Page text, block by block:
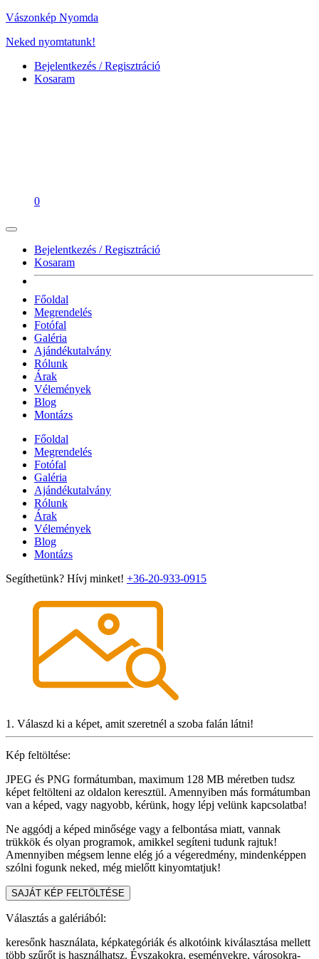
Vászonkép Nyomda
Neked nyomtatunk!
Bejelentkezés / Regisztráció
Kosaram
0
Bejelentkezés / Regisztráció
Kosaram
Főoldal
Megrendelés
Fotófal
Galéria
Ajándékutalvány
Rólunk
Árak
Vélemények
Blog
Montázs
Főoldal
Megrendelés
Fotófal
Galéria
Ajándékutalvány
Rólunk
Árak
Vélemények
Blog
Montázs
Segíthetünk? Hívj minket! +36-20-933-0915
1. Válaszd ki a képet, amit szeretnél a szoba falán látni!
Kép feltöltése:
JPEG és PNG formátumban, maximum 128 MB méretben tudsz
képet feltölteni az oldalon keresztül. Amennyiben más formátumban
van a képed, vagy nagyobb, kérünk, hogy lépj velünk kapcsolatba!
Ne aggódj a képed minősége vagy a felbontása miatt, vannak
trükkök és olyan programok, amikkel segíteni tudunk rajtuk!
Amennyiben mégsem lenne elég jó a végeredmény, mindenképpen
szólni fogunk neked, még mielőtt kinyomtatjuk!
SAJÁT KÉP FELTÖLTÉSE
Választás a galériából:
keresőnk használata, képkategóriák és alkotóink kiválasztása mellett
több szűrőt is használhatsz. Évszakokra, eseményekre, városokra-